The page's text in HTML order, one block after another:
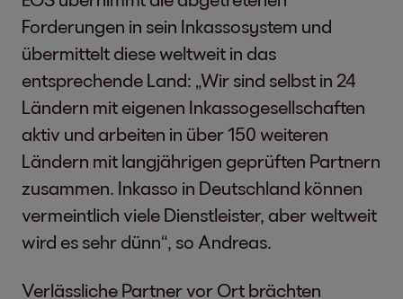
Forderungen in sein Inkassosystem und
übermittelt diese weltweit in das
entsprechende Land: „Wir sind selbst in 24
Ländern mit eigenen Inkassogesellschaften
aktiv und arbeiten in über 150 weiteren
Ländern mit langjährigen geprüften Partnern
zusammen. Inkasso in Deutschland können
vermeintlich viele Dienstleister, aber weltweit
wird es sehr dünn“, so Andreas.
Verlässliche Partner vor Ort brächten